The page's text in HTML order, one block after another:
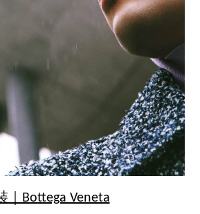
｜Bottega Veneta